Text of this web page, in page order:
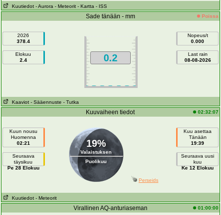
Kuutiedot - Aurora - Meteorit - Kartta - ISS
Sade tänään - mm Poissa
2026
378.4
Elokuu
2.4
0.2
Nopeus/t
0.000
Last rain
08-08-2026
Kaaviot - Sääennuste - Tutka
Kuuvaiheen tiedot 02:32:07
Kuun nousu
Huomenna
02:21
Seuraava
täysikuu
Pe 28 Elokuu
19%
Valaistuksen
Puolikuu
Kuu asettaa
Tänään
19:39
Seuraava uusi
kuu
Ke 12 Elokuu
Perseids
Kuutiedot - Meteorit
Virallinen AQ-anturiaseman 01:00:00